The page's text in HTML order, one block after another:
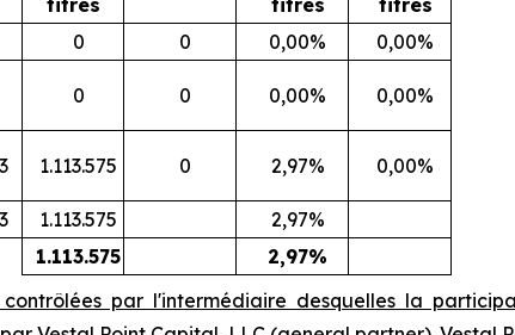
titres
titres
titres
0 0 0,00%
0,00%
0 0 0,00% 0,00%
1.113.575 0 2,97% 0,00%
1.113.575
2,97%
1.113.575
2,97%
contrôlées par l'intermédiaire desquelles la